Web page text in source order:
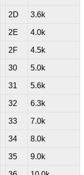
2D 3.6k
2E 4.0k
2F 4.5k
30 5.0k
31 5.6k
32 6.3k
33 7.0k
34 8.0k
35 9.0k